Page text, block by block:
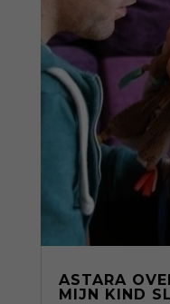
ASTARA
MIJN KIND